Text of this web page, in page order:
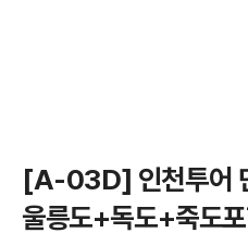
[A-03D] 인천투어
울릉도+독도+죽도